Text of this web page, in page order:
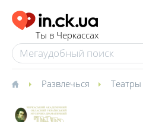
Ты в Черкассах
Развлечься Театры